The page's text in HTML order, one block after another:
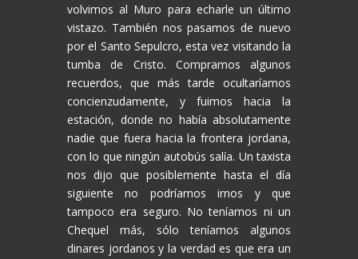
volvimos al Muro para echarle un último
vistazo. También nos pasamos de nuevo
por el Santo Sepulcro, esta vez visitando la
tumba de Cristo. Compramos algunos
recuerdos, que más tarde ocultaríamos
concienzudamente, y fuimos hacia la
estación, donde no había absolutamente
nadie que fuera hacia la frontera jordana,
con lo que ningún autobús salía. Un taxista
nos dijo que posiblemente hasta el día
siguiente no podríamos irnos y que
tampoco era seguro. No teníamos ni un
Chequel más, sólo teníamos algunos
dinares jordanos y la verdad es que era un